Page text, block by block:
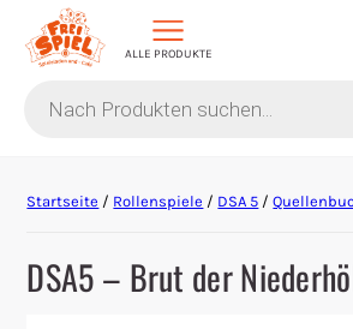
ALLE PRODUKTE
search
Startseite / Rollenspiele / DSA 5 /
DSA5 – Brut der